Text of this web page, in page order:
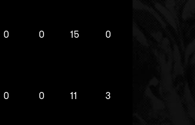
0 0 15 0
0 0 11 3